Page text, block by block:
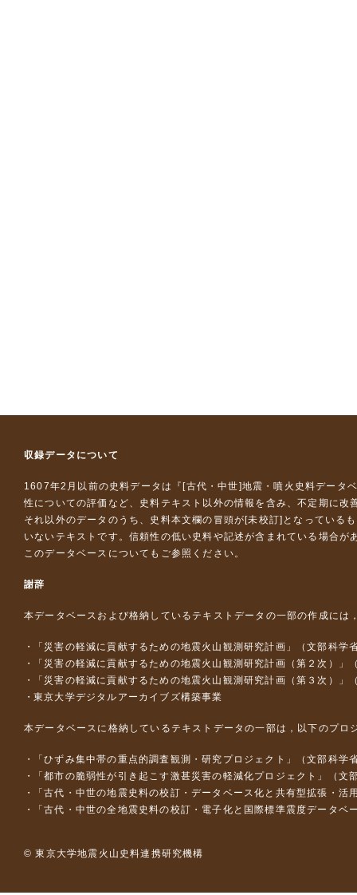
収録データについて
1607年2月以前の史料データは『 [古代・中世]地震・噴火史料データ
性についての評価など、史料テキスト以外の情報を含み、不定期に改
それ以外のデータのうち、史料本文欄の冒頭が[未校訂]となっている
いないテキストです。信頼性の低い史料や記述が含まれている場合が
このデータベースについて もご参照ください。
謝辞
本データベースおよび格納しているテキストデータの一部の作成には
「災害の軽減に貢献するための地震火山観測研究計画」（文部科学
「災害の軽減に貢献するための地震火山観測研究計画（第２次）」
「災害の軽減に貢献するための地震火山観測研究計画（第３次）」
東京大学デジタルアーカイブズ構築事業
本データベースに格納しているテキストデータの一部は，以下のプロ
「ひずみ集中帯の重点的調査観測・研究プロジェクト」（文部科
「都市の脆弱性が引き起こす激甚災害の軽減化プロジェクト」（
「古代・中世の地震史料の校訂・データベース化と共有型拡張・
「古代・中世の全地震史料の校訂・電子化と国際標準震度データ
© 東京大学地震火山史料連携研究機構